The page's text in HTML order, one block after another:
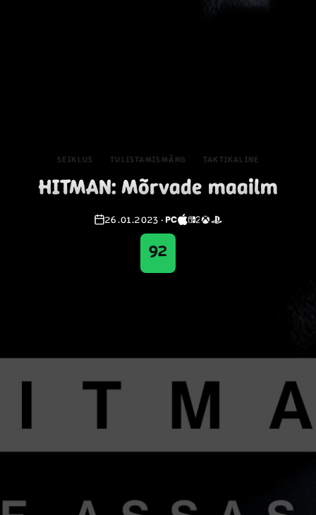
SEIKLUS TULISTAMISMÄNG TAKTIKALINE
HITMAN: Mõrvade maailm
26.01.2023 ·
92